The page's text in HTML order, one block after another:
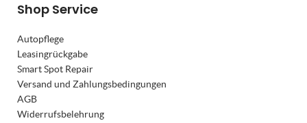
Shop Service
Autopflege
Leasingrückgabe
Smart Spot Repair
Versand und Zahlungsbedingungen
AGB
Widerrufsbelehrung